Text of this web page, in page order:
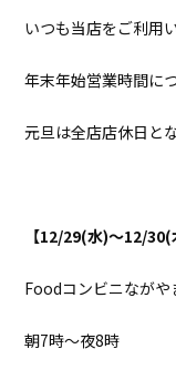
店舗について
会社について
Instagram
いつも当店をご利用
年末年始営業時間に
元旦は全店店休日と
【12/29(水)～12/30(
Foodコンビニながや
朝7時～夜8時